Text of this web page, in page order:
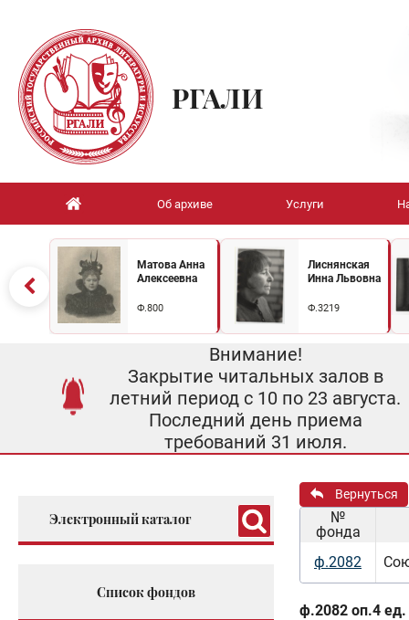
РГАЛИ
Об архиве Услуги
Матова Анна
Алексеевна
Ф.800
Лиснянская
Инна Львовна
Ф.3219
Внимание!
Закрытие читальных залов в
летний период с 10 по 23 августа.
Последний день приема
требований 31 июля.
Электронный каталог
Список фондов
Вернуться
№
фонда
ф.2082
ф.2082 оп.4 ед.